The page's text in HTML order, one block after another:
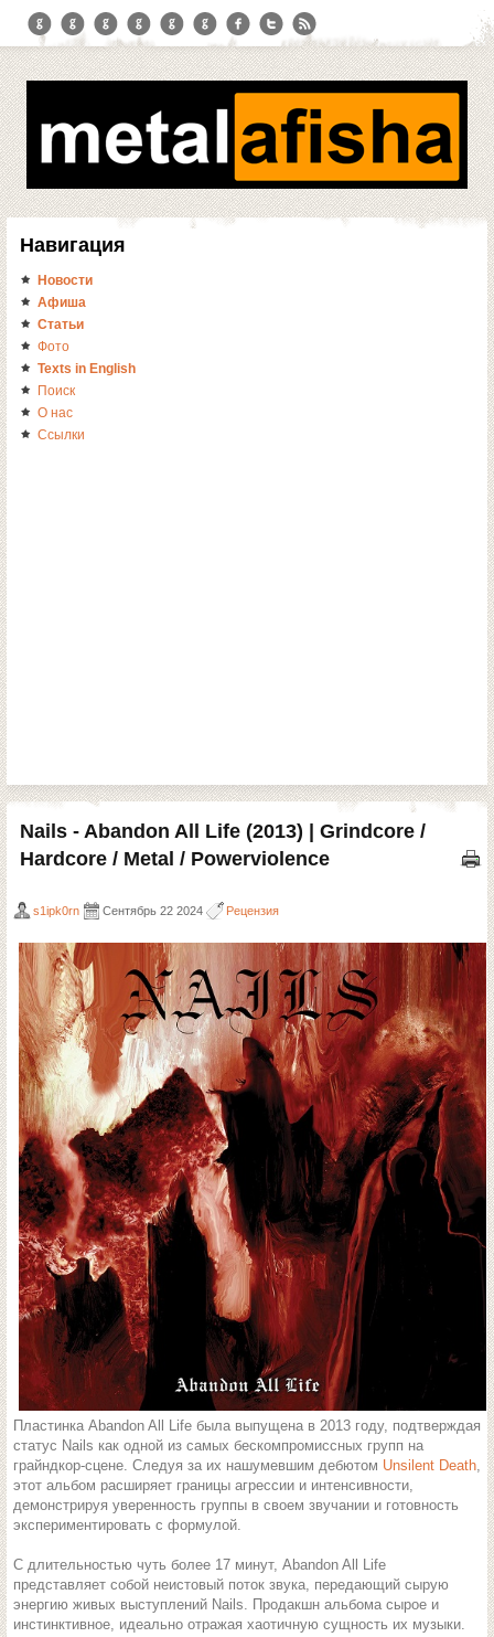
Навигация
Новости
Афиша
Статьи
Фото
Texts in English
Поиск
О нас
Ссылки
Nails - Abandon All Life (2013) | Grindcore /
Hardcore / Metal / Powerviolence
s1ipk0rn Сентябрь 22 2024 Рецензия
Пластинка Abandon All Life была выпущена в 2013 году, подтверждая
статус Nails как одной из самых бескомпромиссных групп на
грайндкор-сцене. Следуя за их нашумевшим дебютом Unsilent Death,
этот альбом расширяет границы агрессии и интенсивности,
демонстрируя уверенность группы в своем звучании и готовность
экспериментировать с формулой.
С длительностью чуть более 17 минут, Abandon All Life
представляет собой неистовый поток звука, передающий сырую
энергию живых выступлений Nails. Продакшн альбома сырое и
инстинктивное, идеально отражая хаотичную сущность их музыки.